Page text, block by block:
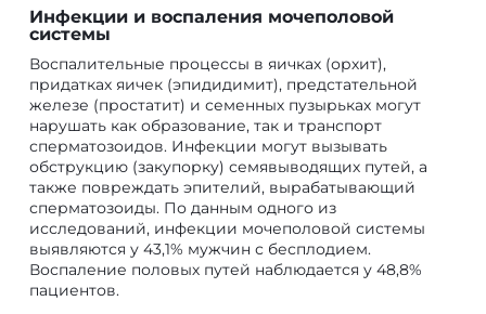
Инфекции и воспаления мочеполовой
системы
Воспалительные процессы в яичках (орхит),
придатках яичек (эпидидимит), предстательной
железе (простатит) и семенных пузырьках могут
нарушать как образование, так и транспорт
сперматозоидов. Инфекции могут вызывать
обструкцию (закупорку) семявыводящих путей, а
также повреждать эпителий, вырабатывающий
сперматозоиды. По данным одного из
исследований, инфекции мочеполовой системы
выявляются у 43,1% мужчин с бесплодием.
Воспаление половых путей наблюдается у 48,8%
пациентов.